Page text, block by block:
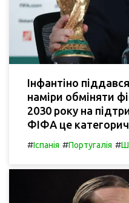
Інфантіно
наміри обміняти
2030 року на
ФІФА це
#Іспанія #Португалія #